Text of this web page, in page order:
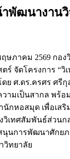
าพัฒนางาน
ฤษภาคม 2569 กอ
ตร์ จัดโครงการ “
ดย ศ.ดร.ครศร ศรี
วามเป็นสากล พร้
นักหอสมุด เพื่อเส
วิเทศสัมพันธ์ส่วนก
นการพัฒนาศักยภ
วิทยาลัย